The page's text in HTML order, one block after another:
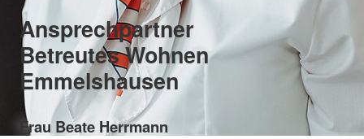
Ansprechpartner
Betreutes Wohnen
Emmelshausen
Frau Beate Herrmann